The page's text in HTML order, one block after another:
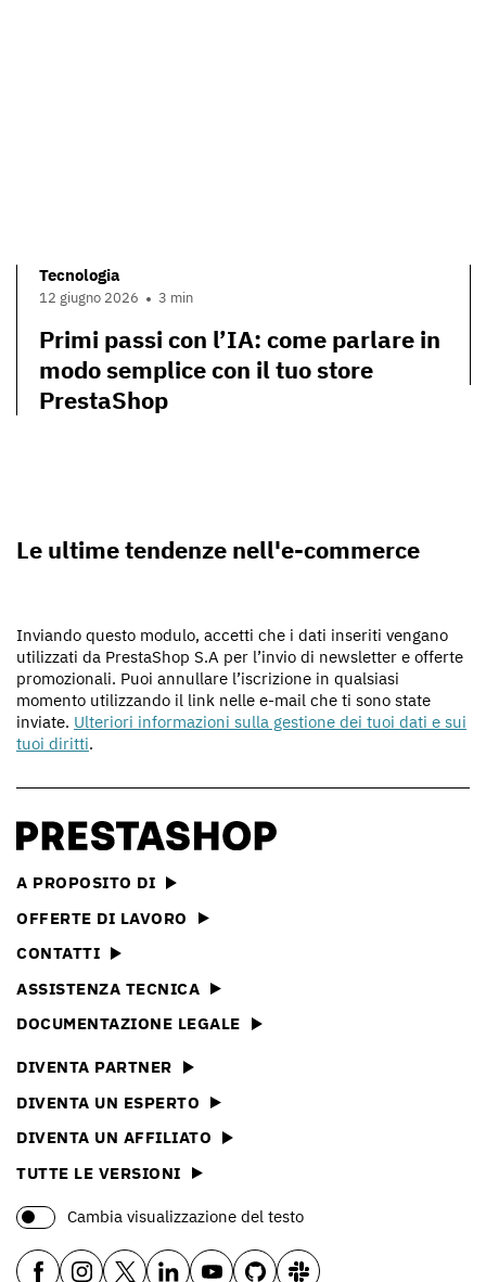
Tecnologia
12 giugno 2026 3 min
Primi passi con l’IA: come parlare in
modo semplice con il tuo store
PrestaShop
Le ultime tendenze nell'e-commerce
Inviando questo modulo, accetti che i dati inseriti vengano
utilizzati da PrestaShop S.A per l’invio di newsletter e offerte
promozionali. Puoi annullare l’iscrizione in qualsiasi
momento utilizzando il link nelle e-mail che ti sono state
inviate. Ulteriori informazioni sulla gestione dei tuoi dati e sui
tuoi diritti.
A PROPOSITO DI
OFFERTE DI LAVORO
CONTATTI
ASSISTENZA TECNICA
DOCUMENTAZIONE LEGALE
DIVENTA PARTNER
DIVENTA UN ESPERTO
DIVENTA UN AFFILIATO
TUTTE LE VERSIONI
Cambia visualizzazione del testo